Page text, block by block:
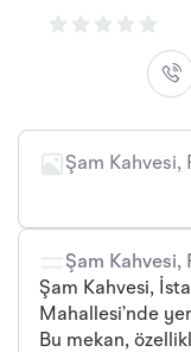
Şam Kahvesi,
Şam Kahvesi,
Şam Kahvesi,
Mahallesi’nde
Bu mekan,